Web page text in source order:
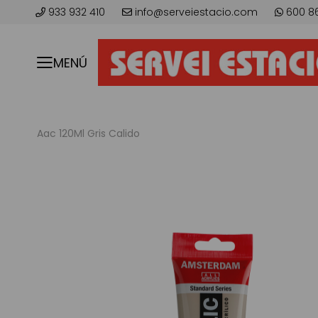
933 932 410 info@serveiestacio.com 600
MENÚ
Aac 120Ml Gris Calido